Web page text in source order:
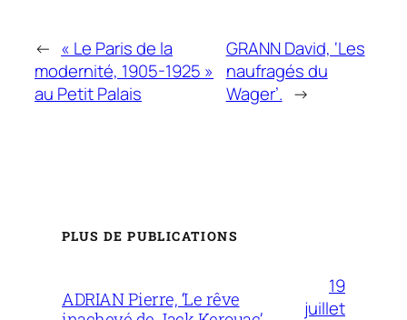
← « Le Paris de la
modernité, 1905-1925 »
au Petit Palais
GRANN David, ‘Les
naufragés du
Wager’. →
PLUS DE PUBLICATIONS
ADRIAN Pierre, ‘Le rêve
19
juillet